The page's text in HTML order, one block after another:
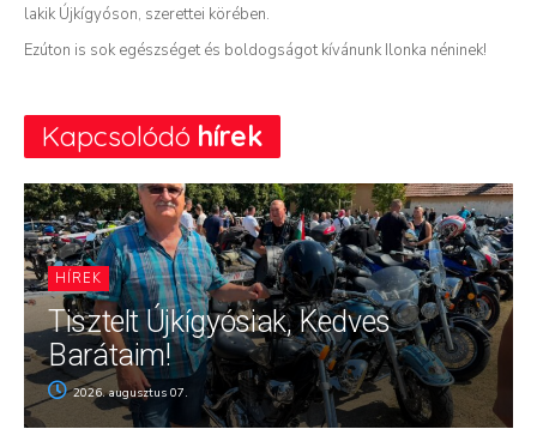
lakik Újkígyóson, szerettei körében.
Ezúton is sok egészséget és boldogságot kívánunk Ilonka néninek!
Kapcsolódó hírek
HÍREK
Tisztelt Újkígyósiak, Kedves
Barátaim!
2026. augusztus 07.